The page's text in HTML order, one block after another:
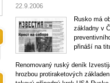
22.9.2006
Rusko má
základny v
přináší na
Renomovaný ruský deník
hrozbou protiraketových